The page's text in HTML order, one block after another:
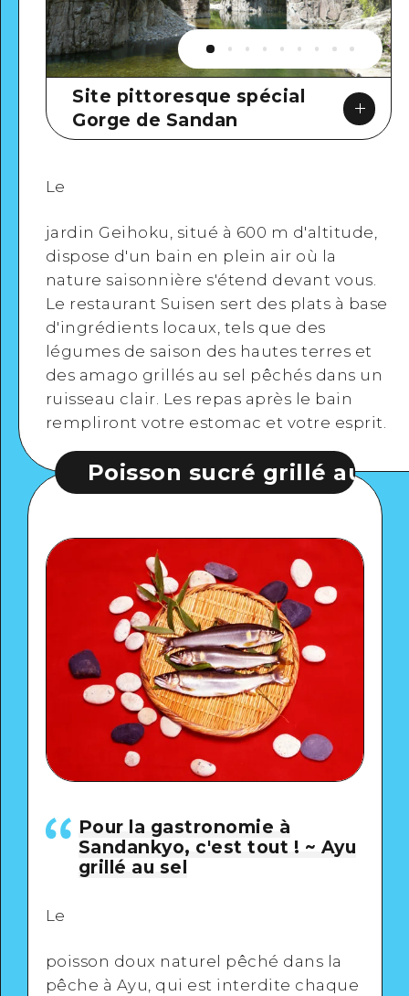
Site pittoresque spécial
Gorge de Sandan
Google Maps
Voir en détail
Le
jardin Geihoku, situé à 600 m d'altitude,
dispose d'un bain en plein air où la
nature saisonnière s'étend devant vous.
Le restaurant Suisen sert des plats à base
d'ingrédients locaux, tels que des
légumes de saison des hautes terres et
des amago grillés au sel pêchés dans un
ruisseau clair. Les repas après le bain
rempliront votre estomac et votre esprit.
Poisson sucré grillé au sel
Pour la gastronomie à
Sandankyo, c'est tout ! ~ Ayu
grillé au sel
Le
poisson doux naturel pêché dans la
pêche à Ayu, qui est interdite chaque